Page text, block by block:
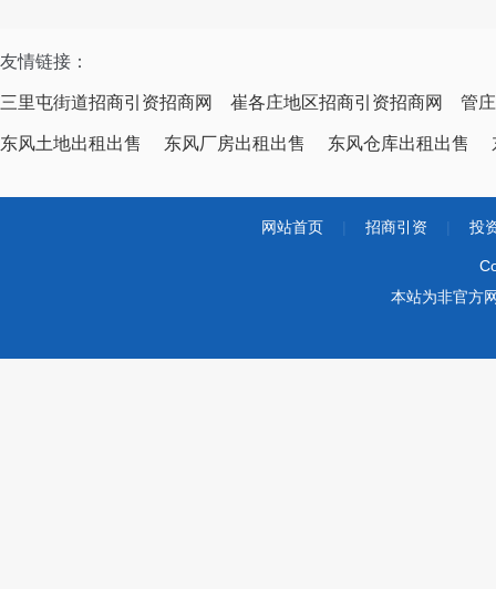
友情链接：
三里屯街道招商引资招商网 崔各庄地区招商引资招商网 管
东风土地出租出售 东风厂房出租出售 东风仓库出租出售
网站首页 招商引资 投
本站为非官方